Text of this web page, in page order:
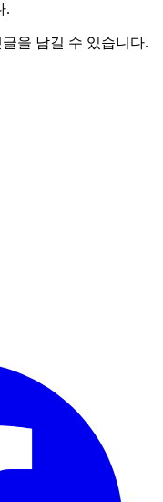
.
을 남길 수 있습니다.